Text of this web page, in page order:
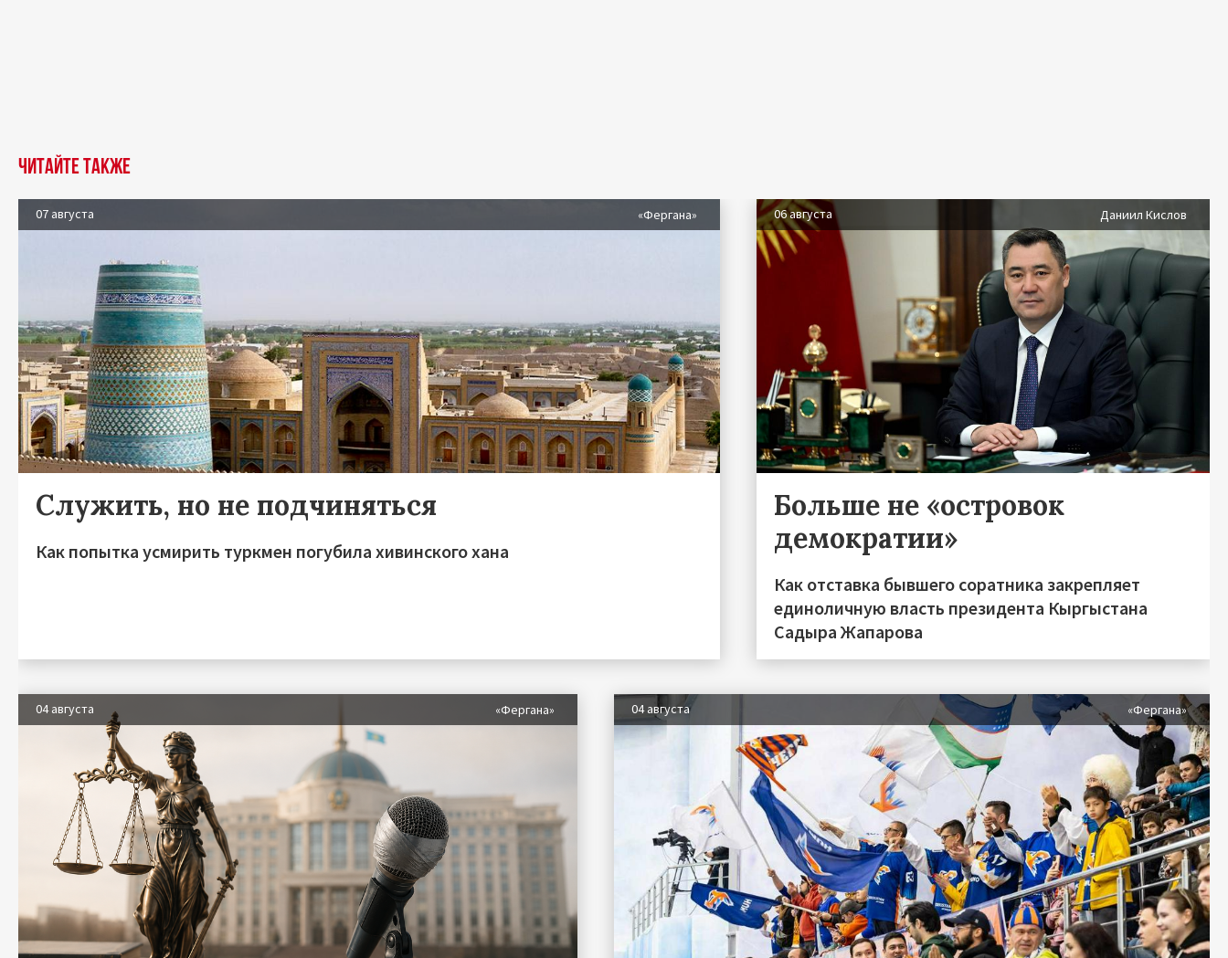
Читайте также
07 августа «Фергана»
Служить, но не подчиняться
Как попытка усмирить туркмен погубила хивинского хана
06 августа Даниил Кислов
Больше не «островок
демократии»
Как отставка бывшего соратника закрепляет
единоличную власть президента Кыргыстана
Садыра Жапарова
04 августа «Фергана» 04 августа «Фергана»